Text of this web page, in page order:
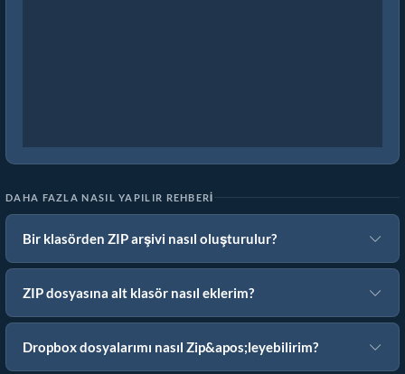
DAHA FAZLA NASIL YAPILIR REHBERI
Bir klasörden ZIP arşivi nasıl oluşturulur?
ZIP dosyasına alt klasör nasıl eklerim?
Dropbox dosyalarımı nasıl Zip&apos;leyebilirim?